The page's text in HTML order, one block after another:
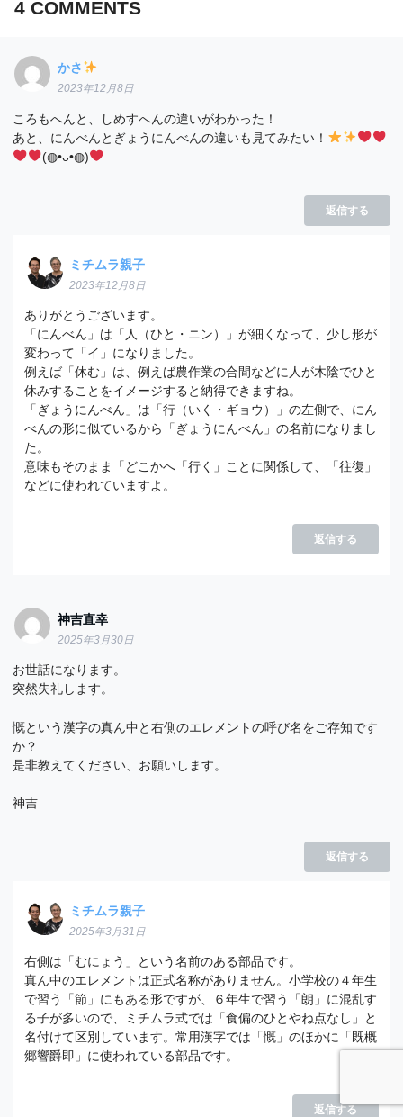
4COMMENTS
かさ
2023年12月8日
ころもへんと、しめすへんの違いがわかった！
あと、にんべんとぎょうにんべんの違いも見てみたい！
(⁠◍⁠•⁠ᴗ⁠•⁠◍⁠)⁠
返信する
ミチムラ親子
2023年12月8日
ありがとうございます。
「にんべん」は「人（ひと・ニン）」が細くなって、少し形が
変わって「イ」になりました。
例えば「休む」は、例えば農作業の合間などに人が木陰でひと
休みすることをイメージすると納得できますね。
「ぎょうにんべん」は「行（いく・ギョウ）」の左側で、にん
べんの形に似ているから「ぎょうにんべん」の名前になりまし
た。
意味もそのまま「どこかへ「行く」ことに関係して、「往復」
などに使われていますよ。
返信する
神吉直幸
2025年3月30日
お世話になります。
突然失礼します。
慨という漢字の真ん中と右側のエレメントの呼び名をご存知です
か？
是非教えてください、お願いします。
神吉
返信する
ミチムラ親子
2025年3月31日
右側は「むにょう」という名前のある部品です。
真ん中のエレメントは正式名称がありません。小学校の４年生
で習う「節」にもある形ですが、６年生で習う「朗」に混乱す
る子が多いので、ミチムラ式では「食偏のひとやね点なし」と
名付けて区別しています。常用漢字では「慨」のほかに「既概
郷響爵即」に使われている部品です。
返信する